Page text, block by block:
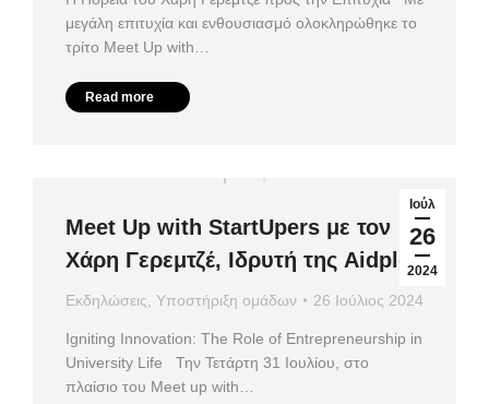
μεγάλη επιτυχία και ενθουσιασμό ολοκληρώθηκε το
τρίτο Meet Up with…
Read more
Ιούλ
26
2024
Meet Up with StartUpers με τον
Χάρη Γερεμτζέ, Ιδρυτή της Aidplex
Εκδηλώσεις Υποστήριξη ομάδων 26 Ιούλιος 2024
Igniting Innovation: The Role of Entrepreneurship in
University Life Την Τετάρτη 31 Ιουλίου, στο
πλαίσιο του Meet up with…